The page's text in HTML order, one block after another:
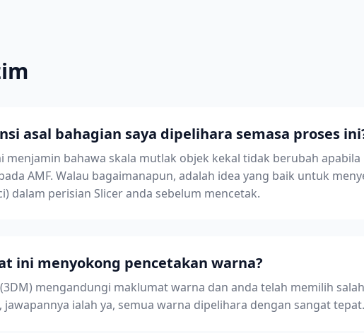
asal bahagian saya dipelihara semasa proses
menjamin bahawa skala mutlak objek kekal tidak berubah
AMF. Walau bagaimanapun, adalah idea yang baik untuk
dalam perisian Slicer anda sebelum mencetak.
ini menyokong pencetakan warna?
(3DM) mengandungi maklumat warna dan anda telah memilih
jawapannya ialah ya, semua warna dipelihara dengan sangat tepat.